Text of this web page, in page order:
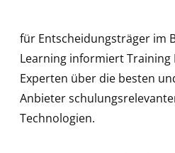
für Entscheidungsträger im
Learning informiert Training
Experten über die besten
Anbieter
Technologien.